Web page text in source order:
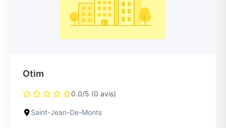
Otim
0.0/5 (0 avis)
Saint-Jean-De-Monts